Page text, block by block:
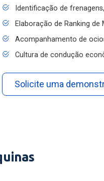
Identificação de
Elaboração de Ranking de
Acompanhamento de
Cultura de condução
Solicite uma